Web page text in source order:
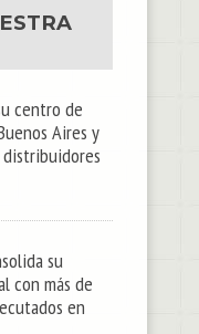
centro de
Aires y
distribuidores
su
con más de
en